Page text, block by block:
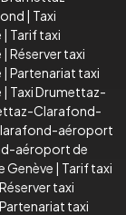
| Taxi
| Tarif taxi
| Réserver taxi
| Partenariat taxi
| Taxi Drumettaz-
Clarafond-
aéroport
aéroport de
Genève | Tarif taxi
Réserver taxi
Partenariat taxi